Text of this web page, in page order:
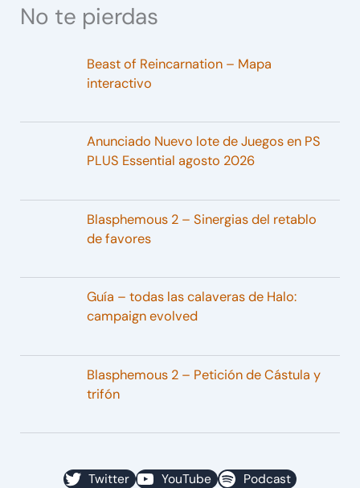
No te pierdas
Beast of Reincarnation – Mapa
interactivo
Anunciado Nuevo lote de Juegos en PS
PLUS Essential agosto 2026
Blasphemous 2 – Sinergias del retablo
de favores
Guía – todas las calaveras de Halo:
campaign evolved
Blasphemous 2 – Petición de Cástula y
trifón
Twitter YouTube
Podcast